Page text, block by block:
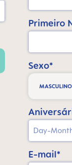
Primeiro
Sexo*
MASCULINO
E-mail*